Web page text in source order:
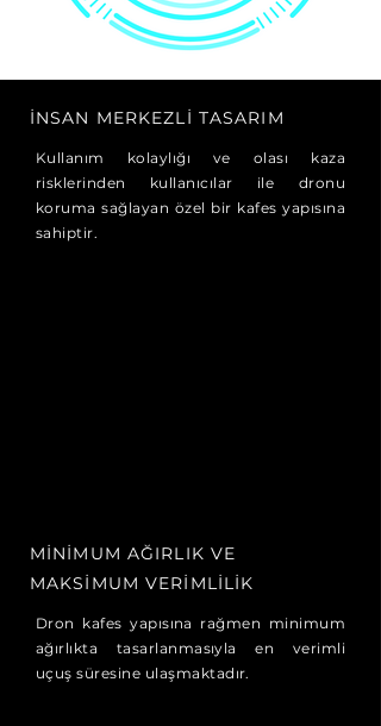
İNSAN MERKEZLİ TASARIM
Kullanım kolaylığı ve olası kaza
risklerinden kullanıcılar ile dronu
koruma sağlayan özel bir kafes yapısına
sahiptir.
MİNİMUM AĞIRLIK VE
MAKSİMUM VERİMLİLİK
Dron kafes yapısına rağmen minimum
ağırlıkta tasarlanmasıyla en verimli
uçuş süresine ulaşmaktadır.